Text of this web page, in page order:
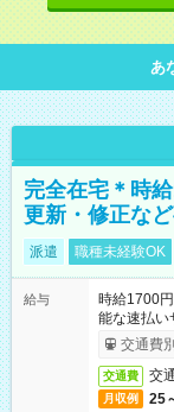
あ
完全在宅＊時
更新・修正な
派遣 職種未経験OK
給与
時給1700
能な速払い
交通費
交通費 交
月収例 25